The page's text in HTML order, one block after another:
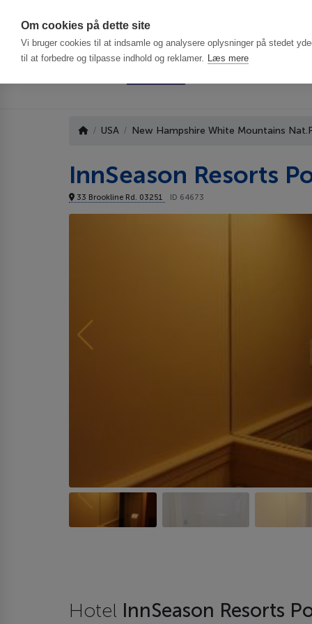
Om cookies på dette site
Vi bruger cookies til at indsamle og analysere oplysninger på stedet
til at forbedre og tilpasse indhold og reklamer. Læs mere
USA New Hampshire White Mountains
InnSeason Resorts
33 Brookline Rd. 03251 ID 64673
Hotel InnSeason Resorts